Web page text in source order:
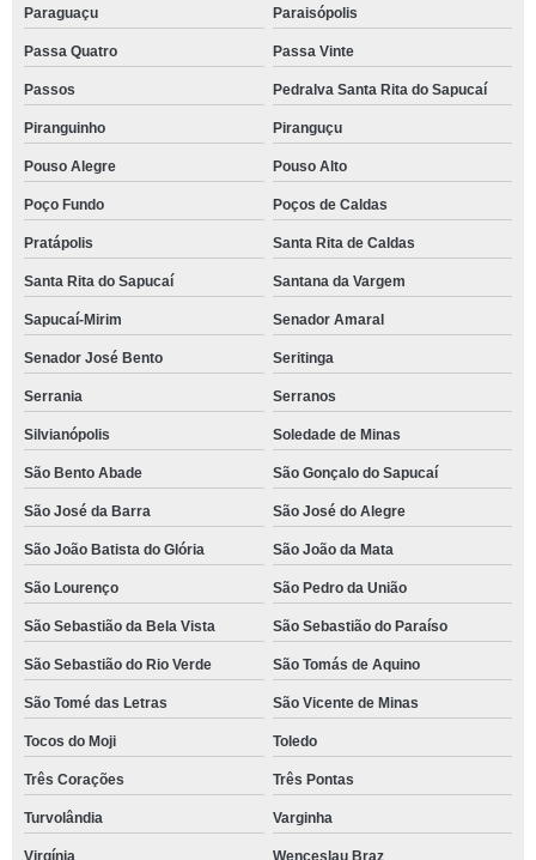
Paraguaçu Paraisópolis
Passa Quatro Passa Vinte
Passos Pedralva Santa Rita do Sapucaí
Piranguinho Piranguçu
Pouso Alegre Pouso Alto
Poço Fundo Poços de Caldas
Pratápolis Santa Rita de Caldas
Santa Rita do Sapucaí Santana da Vargem
Sapucaí-Mirim Senador Amaral
Senador José Bento Seritinga
Serrania Serranos
Silvianópolis Soledade de Minas
São Bento Abade São Gonçalo do Sapucaí
São José da Barra São José do Alegre
São João Batista do Glória São João da Mata
São Lourenço São Pedro da União
São Sebastião da Bela Vista São Sebastião do Paraíso
São Sebastião do Rio Verde São Tomás de Aquino
São Tomé das Letras São Vicente de Minas
Tocos do Moji Toledo
Três Corações Três Pontas
Turvolândia Varginha
Virgínia Wenceslau Braz